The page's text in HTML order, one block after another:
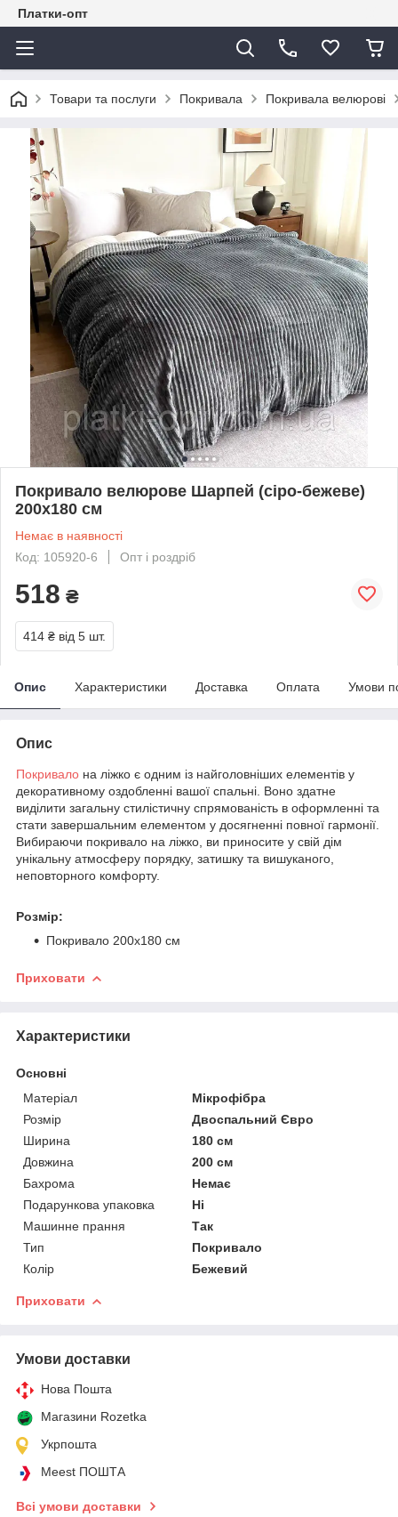
Платки-опт
Товари та послуги Покривала Покривала велюрові
Покривало велюрове Шарпей (сіро-бежеве)
200х180 см
Немає в наявності
Код: 105920-6
Опт і роздріб
518 ₴
414 ₴ від 5 шт.
Опис Характеристики Доставка Оплата Умови
Опис
Покривало на ліжко є одним із найголовніших елементів у
декоративному оздобленні вашої спальні. Воно здатне
виділити загальну стилістичну спрямованість в оформленні та
стати завершальним елементом у досягненні повної гармонії.
Вибираючи покривало на ліжко, ви приносите у свій дім
унікальну атмосферу порядку, затишку та вишуканого,
неповторного комфорту.
Розмір:
Покривало 200х180 см
Приховати
Характеристики
Основні
Матеріал
Мікрофібра
Розмір
Двоспальний Євро
Ширина
180 см
Довжина
200 см
Бахрома
Немає
Подарункова упаковка
Ні
Машинне прання
Так
Тип
Покривало
Колір
Бежевий
Приховати
Умови доставки
Нова Пошта
Магазини Rozetka
Укрпошта
Meest ПОШТА
Всі умови доставки